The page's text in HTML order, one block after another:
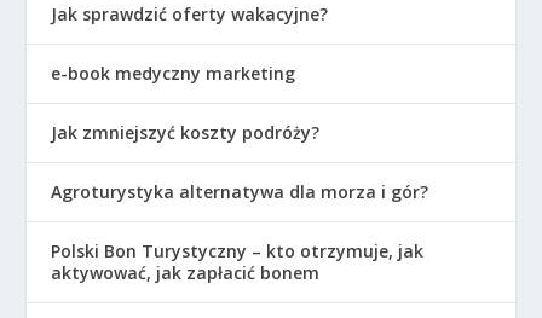
Jak sprawdzić oferty wakacyjne?
e-book medyczny marketing
Jak zmniejszyć koszty podróży?
Agroturystyka alternatywa dla morza i gór?
Polski Bon Turystyczny – kto otrzymuje, jak
aktywować, jak zapłacić bonem